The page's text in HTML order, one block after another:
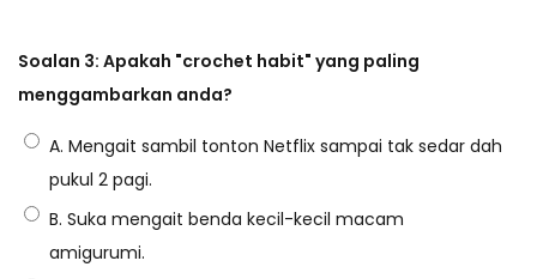
Soalan 3: Apakah "crochet habit" yang paling
menggambarkan anda?
A. Mengait sambil tonton Netflix sampai tak sedar dah
pukul 2 pagi.
B. Suka mengait benda kecil-kecil macam
amigurumi.